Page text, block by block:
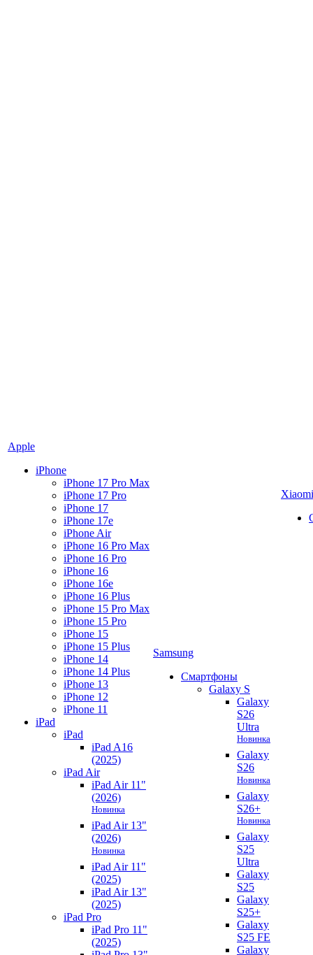
Apple
iPhone
iPhone 17 Pro Max
iPhone 17 Pro
iPhone 17
iPhone 17e
iPhone Air
iPhone 16 Pro Max
iPhone 16 Pro
iPhone 16
iPhone 16e
iPhone 16 Plus
iPhone 15 Pro Max
iPhone 15 Pro
iPhone 15
iPhone 15 Plus
iPhone 14
iPhone 14 Plus
iPhone 13
iPhone 12
iPhone 11
iPad
iPad
iPad A16
(2025)
iPad Air
iPad Air 11"
(2026)
Новинка
iPad Air 13"
(2026)
Новинка
iPad Air 11"
(2025)
iPad Air 13"
(2025)
iPad Pro
iPad Pro 11"
(2025)
Samsung
Смартфоны
Galaxy S
Galaxy
S26
Ultra
Новинка
Galaxy
S26
Новинка
Galaxy
S26+
Новинка
Galaxy
S25
Ultra
Galaxy
S25
Galaxy
S25+
Galaxy
S25 FE
Galaxy
Xiaomi